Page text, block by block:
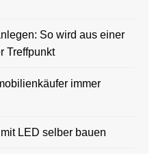
So wird aus einer
Treffpunkt
immer
LED selber bauen